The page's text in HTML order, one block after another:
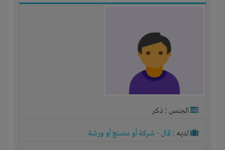
الجنس : ذكر
لديـه : المال - شركة أو مصنع أو ورشة